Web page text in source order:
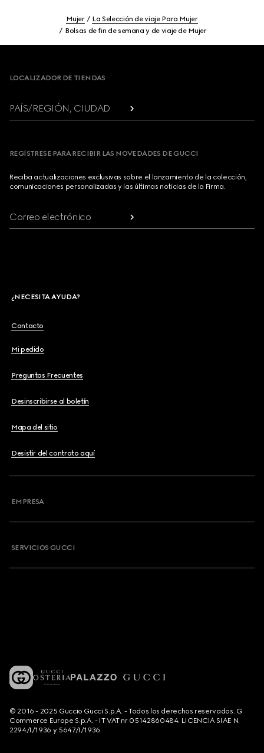
Mujer
La Selección de viaje Para Mujer
Bolsas de fin de semana y de viaje de Mujer
LOCALIZADOR DE TIENDAS
PAÍS/REGIÓN, CIUDAD
REGÍSTRESE PARA RECIBIR LAS NOVEDADES DE GUCCI
Reciba actualizaciones exclusivas sobre el lanzamiento de la colección,
comunicaciones personalizadas y las últimas noticias de la Firma.
Correo electrónico
¿NECESITA AYUDA?
Contacto
Mi pedido
Preguntas Frecuentes
Desinscribirse al boletín
Mapa del sitio
Desistir del contrato aquí
EMPRESA
SERVICIOS GUCCI
© 2016 - 2025 Guccio Gucci S.p.A. - Todos los derechos reservados. G
Commerce Europe S.p.A. - IT VAT nr 05142860484. LICENCIA SIAE N.
2294/I/1936 y 5647/I/1936